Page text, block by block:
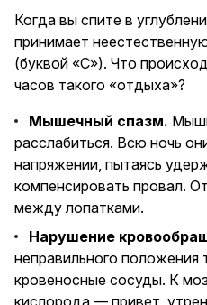
Когда вы спите в
принимает
(буквой «С»). Что
часов такого «отдыха»?
Мышечный спазм.
расслабиться. Всю ночь
напряжении, пытаясь
компенсировать провал.
между лопатками.
Нарушение
неправильного
кровеносные сосуды. К